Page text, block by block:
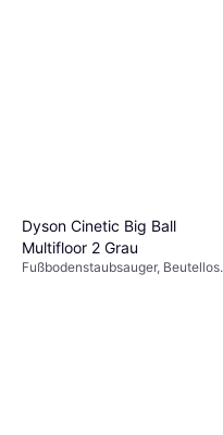
Dyson Cinetic Big Ball
Multifloor 2 ‎Grau
Fußbodenstaubsauger, Beutellos,